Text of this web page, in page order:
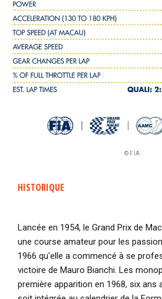
© FIA
HISTORIQUE
Lancée en 1954, le Grand Prix de
une course amateur pour les
1966 qu'elle a commencé à se
victoire de Mauro Bianchi. Les
première apparition en 1968, six ans